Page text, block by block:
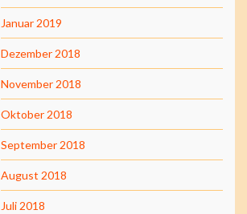
Januar 2019
Dezember 2018
November 2018
Oktober 2018
September 2018
August 2018
Juli 2018